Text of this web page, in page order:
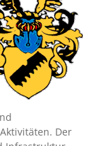
Der